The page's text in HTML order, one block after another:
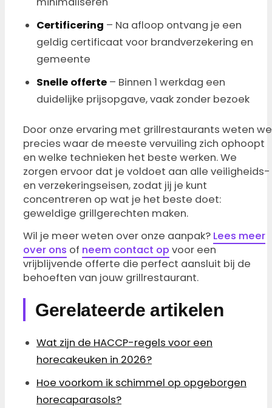
Certificering – Na afloop ontvang je een
geldig certificaat voor brandverzekering en
gemeente
Snelle offerte – Binnen 1 werkdag een
duidelijke prijsopgave, vaak zonder bezoek
Door onze ervaring met grillrestaurants weten we
precies waar de meeste vervuiling zich ophoopt
en welke technieken het beste werken. We
zorgen ervoor dat je voldoet aan alle veiligheids-
en verzekeringseisen, zodat jij je kunt
concentreren op wat je het beste doet:
geweldige grillgerechten maken.
Wil je meer weten over onze aanpak? Lees meer
over ons of neem contact op voor een
vrijblijvende offerte die perfect aansluit bij de
behoeften van jouw grillrestaurant.
Gerelateerde artikelen
Wat zijn de HACCP-regels voor een
horecakeuken in 2026?
Hoe voorkom ik schimmel op opgeborgen
horecaparasols?